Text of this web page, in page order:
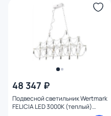
48 347 ₽
Подвесной светильник Wertmark
FELICIA LED 3000К (теплый)